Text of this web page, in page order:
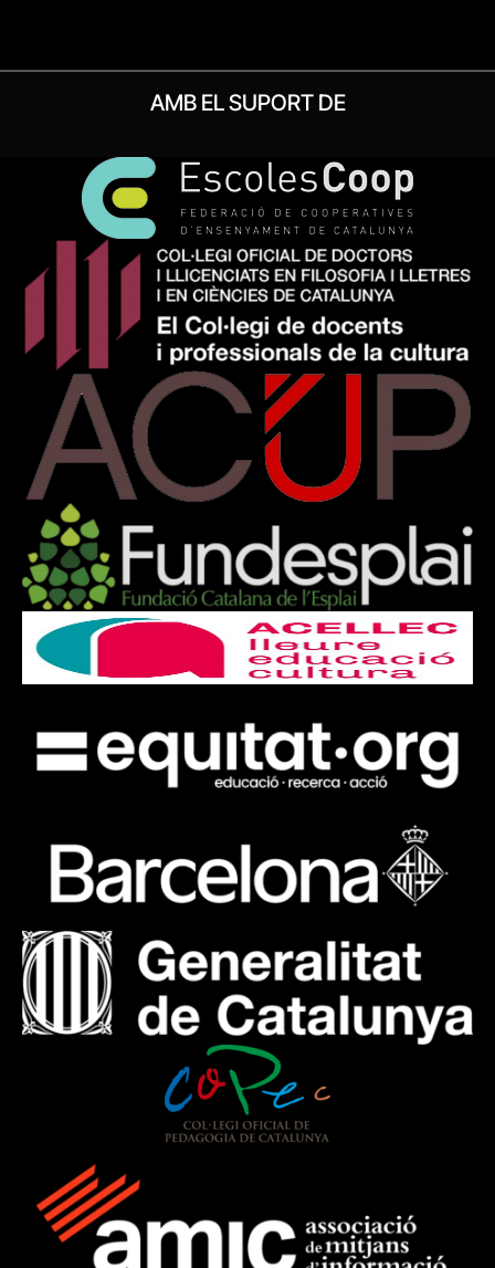
AMB EL SUPORT DE